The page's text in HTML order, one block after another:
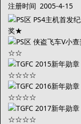
注册时间 2005-4-15